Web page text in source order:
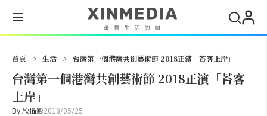
首頁 > 生活 > 台灣第一個港灣共創藝術節 2018正濱「苔客上岸」
台灣第一個港灣共創藝術節 2018正濱「苔客
上岸」
By欣攝影2018/05/25